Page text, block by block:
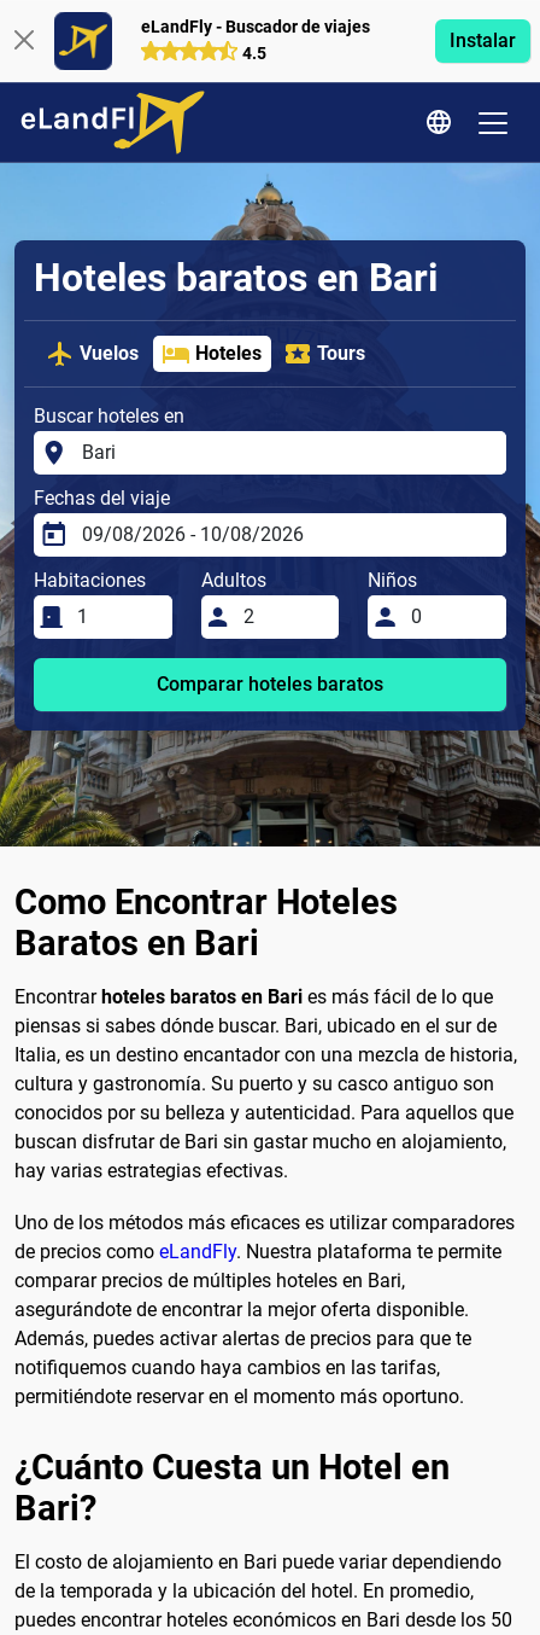
eLandFly - Buscador de viajes
4.5
Instalar
Hoteles baratos en Bari
Vuelos Hoteles Tours
Buscar hoteles en
Fechas del viaje
Habitaciones Adultos Niños
Comparar hoteles baratos
Como Encontrar Hoteles
Baratos en Bari
Encontrar hoteles baratos en Bari es más fácil de lo que
piensas si sabes dónde buscar. Bari, ubicado en el sur de
Italia, es un destino encantador con una mezcla de historia,
cultura y gastronomía. Su puerto y su casco antiguo son
conocidos por su belleza y autenticidad. Para aquellos que
buscan disfrutar de Bari sin gastar mucho en alojamiento,
hay varias estrategias efectivas.
Uno de los métodos más eficaces es utilizar comparadores
de precios como eLandFly. Nuestra plataforma te permite
comparar precios de múltiples hoteles en Bari,
asegurándote de encontrar la mejor oferta disponible.
Además, puedes activar alertas de precios para que te
notifiquemos cuando haya cambios en las tarifas,
permitiéndote reservar en el momento más oportuno.
¿Cuánto Cuesta un Hotel en
Bari?
El costo de alojamiento en Bari puede variar dependiendo
de la temporada y la ubicación del hotel. En promedio,
puedes encontrar hoteles económicos en Bari desde los 50